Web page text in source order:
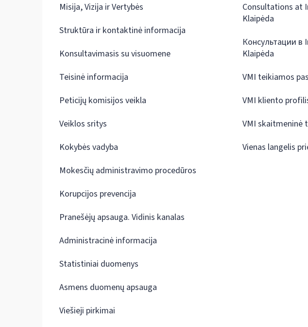
Misija, Vizija ir Vertybės
Struktūra ir kontaktinė informacija
Konsultavimasis su visuomene
Teisinė informacija
Peticijų komisijos veikla
Veiklos sritys
Kokybės vadyba
Mokesčių administravimo procedūros
Korupcijos prevencija
Pranešėjų apsauga. Vidinis kanalas
Administracinė informacija
Statistiniai duomenys
Asmens duomenų apsauga
Viešieji pirkimai
Consultations at
Klaipėda
Консультации в
Klaipėda
VMI teikiamos
VMI kliento
VMI skaitmeninė
Vienas langelis